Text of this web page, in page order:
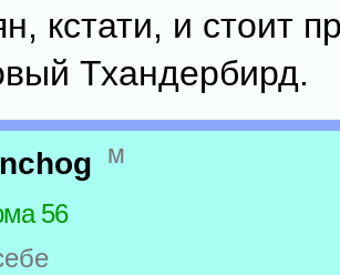
кстати, и стоит
Тхандербирд.
м
56